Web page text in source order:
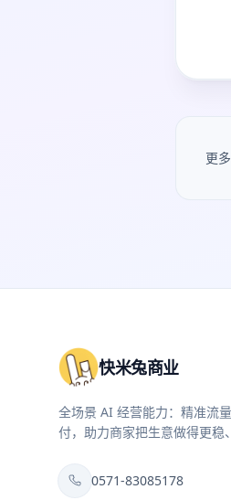
更多
快米兔商业
全场景 AI 经营能力：精准流
付，助力商家把生意做得更稳
0571-83085178